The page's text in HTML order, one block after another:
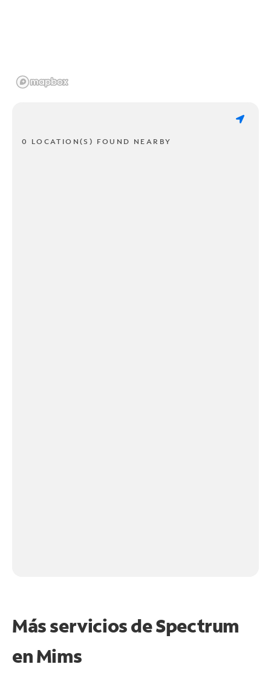
0 LOCATION(S) FOUND NEARBY
Más servicios de Spectrum
enMims